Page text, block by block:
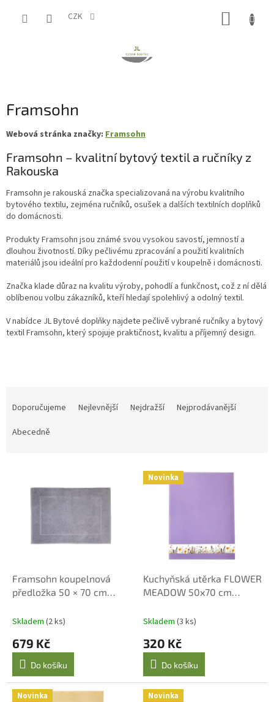
CZK
Framsohn
Webová stránka značky: Framsohn
Framsohn – kvalitní bytový textil a ručníky z
Rakouska
Framsohn je rakouská značka specializovaná na výrobu kvalitního
bytového textilu, zejména ručníků, osušek a dalších textilních doplňků
do domácnosti.
Produkty Framsohn jsou známé svou vysokou savostí, jemností a
dlouhou životností. Díky pečlivému zpracování a použití kvalitních
materiálů jsou ideální pro každodenní použití v koupelně i domácnosti.
Značka klade důraz na kvalitu výroby, pohodlí a funkčnost, což z ní dělá
oblíbenou volbu zákazníků, kteří hledají spolehlivý a odolný textil.
V nabídce JL Bytové doplňky najdete pečlivě vybrané ručníky a bytový
textil Framsohn, který spojuje praktičnost, kvalitu a příjemný design.
Doporučujeme Nejlevnější Nejdražší
Nejprodávanější
Abecedně
Framsohn koupelnová
předložka 50 × 70 cm
Skladem (2 ks)
679 Kč
Do košíku
Novinka
Kuchyňská utěrka FLOWER
MEADOW 50x70 cm
Skladem (3 ks)
320 Kč
Do košíku
Novinka Novinka